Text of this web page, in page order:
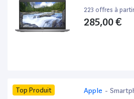
223 offres à
285,00 €
Top Produit Apple -